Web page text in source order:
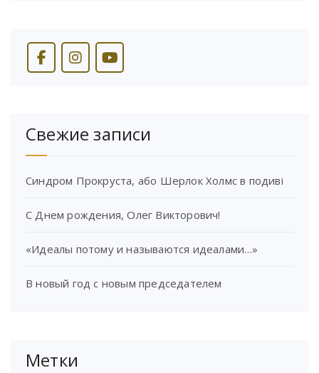
Свежие записи
Синдром Прокруста, або Шерлок Холмс в подиві
С Днем рождения, Олег Викторович!
«Идеалы потому и называются идеалами…»
В новый год с новым председателем
Метки